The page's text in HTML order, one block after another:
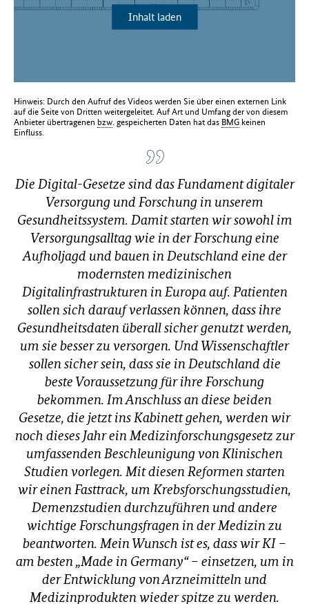
Inhalt laden
Hinweis: Durch den Aufruf des Videos werden Sie über einen externen Link
auf die Seite von Dritten weitergeleitet. Auf Art und Umfang der von diesem
Anbieter übertragenen bzw. gespeicherten Daten hat das BMG keinen
Einfluss.
Die Digital-Gesetze sind das Fundament digitaler
Versorgung und Forschung in unserem
Gesundheitssystem. Damit starten wir sowohl im
Versorgungsalltag wie in der Forschung eine
Aufholjagd und bauen in Deutschland eine der
modernsten medizinischen
Digitalinfrastrukturen in Europa auf. Patienten
sollen sich darauf verlassen können, dass ihre
Gesundheitsdaten überall sicher genutzt werden,
um sie besser zu versorgen. Und Wissenschaftler
sollen sicher sein, dass sie in Deutschland die
beste Voraussetzung für ihre Forschung
bekommen. Im Anschluss an diese beiden
Gesetze, die jetzt ins Kabinett gehen, werden wir
noch dieses Jahr ein Medizinforschungsgesetz zur
umfassenden Beschleunigung von Klinischen
Studien vorlegen. Mit diesen Reformen starten
wir einen Fasttrack, um Krebsforschungsstudien,
Demenzstudien durchzuführen und andere
wichtige Forschungsfragen in der Medizin zu
beantworten. Mein Wunsch ist es, dass wir KI –
am besten „Made in Germany“ – einsetzen, um in
der Entwicklung von Arzneimitteln und
Medizinprodukten wieder spitze zu werden.